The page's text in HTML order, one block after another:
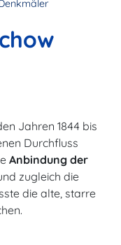
Jahren 1844 bis
Durchfluss
Anbindung der
zugleich die
die alte, starre